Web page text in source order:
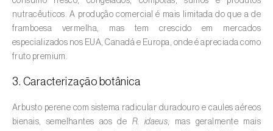
Áreas não cultivadas (
Aromáticas, condimentares e medicinais
(Coriandrum, Petroselinum, Mentha, Ocimum,
Artemisia, Foeniculum, Laurus, Majorana,
Arroz (Oryza spp.)
nutracêuticos. A produção comercial é mais limitada do que a de
framboesa vermelha, mas tem crescido em mercados
especializados nos EUA, Canadá e Europa, onde é apreciada como
fruto premium.
3. Caracterização botânica
Arbusto perene com sistema radicular duradouro e caules aéreos
bienais, semelhantes aos de R. idaeus, mas geralmente mais